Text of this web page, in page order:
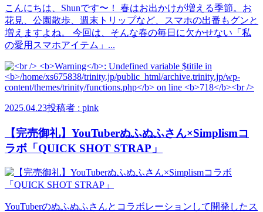
こんにちは、Shunです〜！ 春はお出かけが増える季節。お
花見、公園散歩、週末トリップなど、スマホの出番もグンと
増えますよね。 今回は、そんな春の毎日に欠かせない「私
の愛用スマホアイテム」...
2025.04.23投稿者 : pink
【完売御礼】YouTuberぬふぬふさん×Simplismコ
ラボ「QUICK SHOT STRAP」
YouTuberのぬふぬふさんとコラボレーションして開発したス